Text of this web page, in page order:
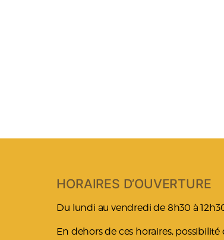
HORAIRES D’OUVERTURE
Du lundi au vendredi de 8h30 à
En dehors de ces horaires,